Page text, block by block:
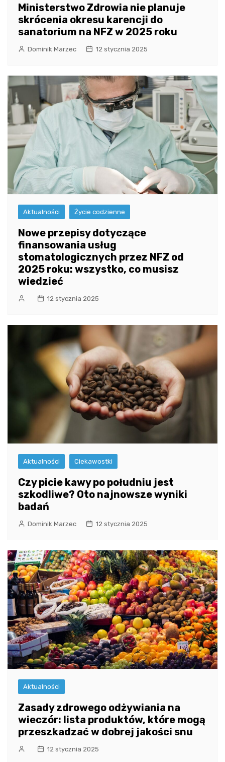
Ministerstwo Zdrowia nie planuje
skrócenia okresu karencji do
sanatorium na NFZ w 2025 roku
Dominik Marzec 12 stycznia 2025
Aktualności Życie codzienne
Nowe przepisy dotyczące
finansowania usług
stomatologicznych przez NFZ od
2025 roku: wszystko, co musisz
wiedzieć
12 stycznia 2025
Aktualności Ciekawostki
Czy picie kawy po południu jest
szkodliwe? Oto najnowsze wyniki
badań
Dominik Marzec 12 stycznia 2025
Aktualności
Zasady zdrowego odżywiania na
wieczór: lista produktów, które mogą
przeszkadzać w dobrej jakości snu
12 stycznia 2025